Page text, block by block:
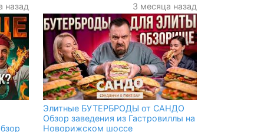
Элитные БУТЕРБРОДЫ от САНДО
Обзор заведения из Гастровиллы на
Новорижском шоссе
Обзорище ПОКАШЕВАРИМ
назад 3 месяца назад
Элитные БУТЕРБРОДЫ от САНДО
Обзор заведения из Гастровиллы на
Новорижском шоссе